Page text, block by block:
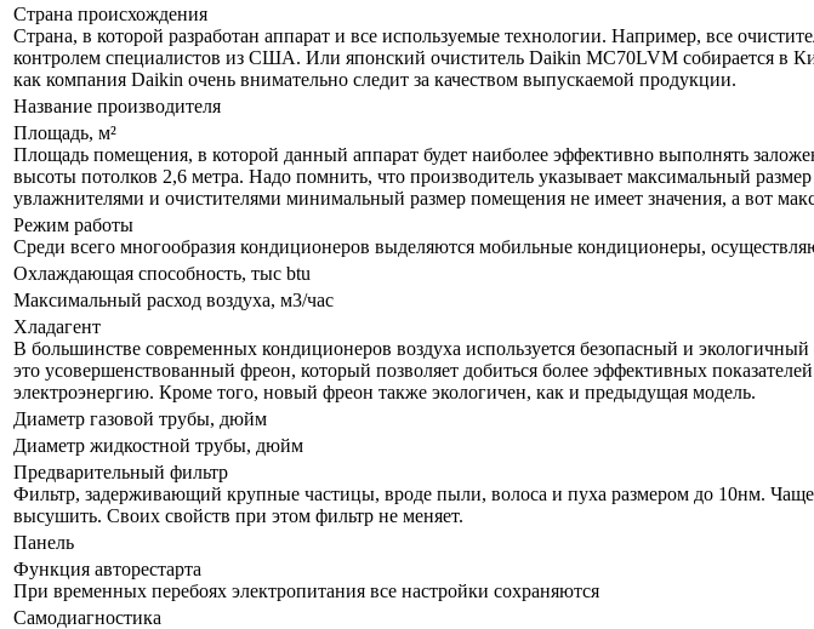
Страна происхождения
Страна, в которой разработан аппарат и все используемые технологии. Например, все
контролем специалистов из США. Или японский очиститель Daikin MC70LVM собирается в
как компания Daikin очень внимательно следит за качеством выпускаемой продукции.
Название производителя
Площадь, м²
Площадь помещения, в которой данный аппарат будет наиболее эффективно выполнять
высоты потолков 2,6 метра. Надо помнить, что производитель указывает максимальный
увлажнителями и очистителями минимальный размер помещения не имеет значения, а вот
Режим работы
Среди всего многообразия кондиционеров выделяются мобильные кондиционеры,
Охлаждающая способность, тыс btu
Максимальный расход воздуха, м3/час
Хладагент
В большинстве современных кондиционеров воздуха используется безопасный и
это усовершенствованный фреон, который позволяет добиться более эффективных
электроэнергию. Кроме того, новый фреон также экологичен, как и предыдущая модель.
Диаметр газовой трубы, дюйм
Диаметр жидкостной трубы, дюйм
Предварительный фильтр
Фильтр, задерживающий крупные частицы, вроде пыли, волоса и пуха размером до 10нм. Чаще
высушить. Своих свойств при этом фильтр не меняет.
Панель
Функция авторестарта
При временных перебоях электропитания все настройки сохраняются
Самодиагностика